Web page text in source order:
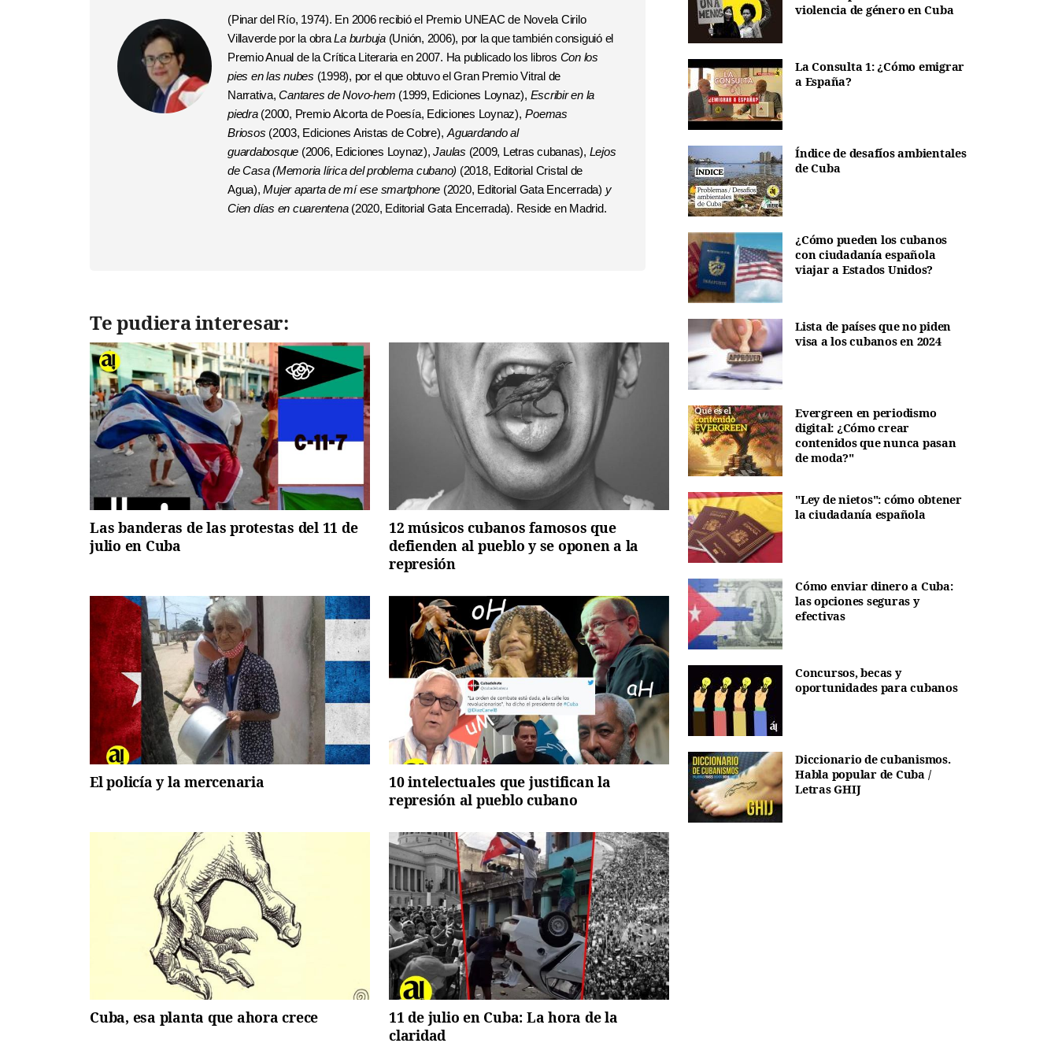
(Pinar del Río, 1974). En 2006 recibió el Premio UNEAC de Novela Cirilo
Villaverde por la obraLa burbuja(Unión, 2006), por la que también consiguió el
Premio Anual de la Crítica Literaria en 2007. Ha publicado los libros Con los
pies en las nubes (1998), por el que obtuvo el Gran Premio Vitral de
Narrativa,Cantares de Novo-hem (1999, Ediciones Loynaz), Escribir en la
piedra(2000, Premio Alcorta de Poesía, Ediciones Loynaz),Poemas
Briosos (2003, Ediciones Aristas de Cobre), Aguardando al
guardabosque (2006, Ediciones Loynaz),Jaulas (2009, Letras cubanas), Lejos
de Casa (Memoria lírica del problema cubano) (2018, Editorial Cristal de
Agua),Mujer aparta de mí ese smartphone (2020, Editorial Gata Encerrada) y
Cien días en cuarentena(2020, Editorial Gata Encerrada). Reside en Madrid.
Te pudiera interesar:
Las banderas de las protestas del 11 de
julio en Cuba
12 músicos cubanos famosos que
defienden al pueblo y se oponen a la
represión
El policía y la mercenaria
10 intelectuales que justifican la
represión al pueblo cubano
Cuba, esa planta que ahora crece
11 de julio en Cuba: La hora de la
claridad
violencia de género en Cuba
La Consulta 1: ¿Cómo emigrar
a España?
Índice de desafíos ambientales
de Cuba
¿Cómo pueden los cubanos
con ciudadanía española
viajar a Estados Unidos?
Lista de países que no piden
visa a los cubanos en 2024
Evergreen en periodismo
digital: ¿Cómo crear
contenidos que nunca pasan
de moda?"
"Ley de nietos": cómo obtener
la ciudadanía española
Cómo enviar dinero a Cuba:
las opciones seguras y
efectivas
Concursos, becas y
oportunidades para cubanos
Diccionario de cubanismos.
Habla popular de Cuba /
Letras GHIJ